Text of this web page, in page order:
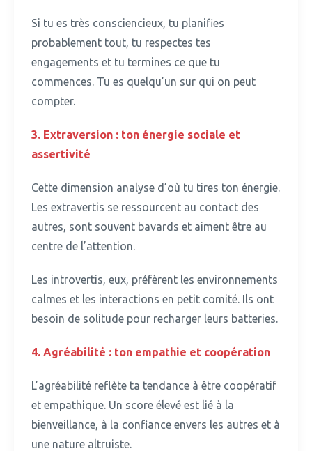
Si tu es très consciencieux, tu planifies
probablement tout, tu respectes tes
engagements et tu termines ce que tu
commences. Tu es quelqu’un sur qui on peut
compter.
3. Extraversion : ton énergie sociale et
assertivité
Cette dimension analyse d’où tu tires ton énergie.
Les extravertis se ressourcent au contact des
autres, sont souvent bavards et aiment être au
centre de l’attention.
Les introvertis, eux, préfèrent les environnements
calmes et les interactions en petit comité. Ils ont
besoin de solitude pour recharger leurs batteries.
4. Agréabilité : ton empathie et coopération
L’agréabilité reflète ta tendance à être coopératif
et empathique. Un score élevé est lié à la
bienveillance, à la confiance envers les autres et à
une nature altruiste.